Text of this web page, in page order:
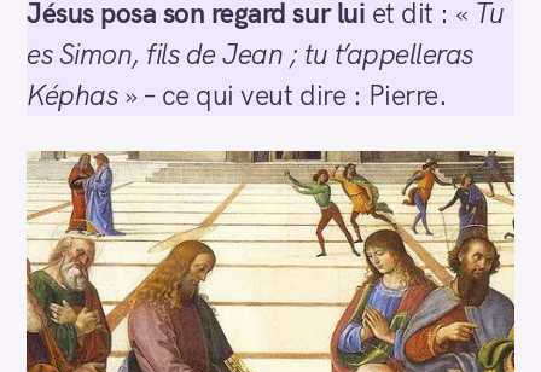
Jésus posa son regard sur lui et dit : « Tu
es Simon, fils de Jean ; tu t’appelleras
Képhas » – ce qui veut dire : Pierre.